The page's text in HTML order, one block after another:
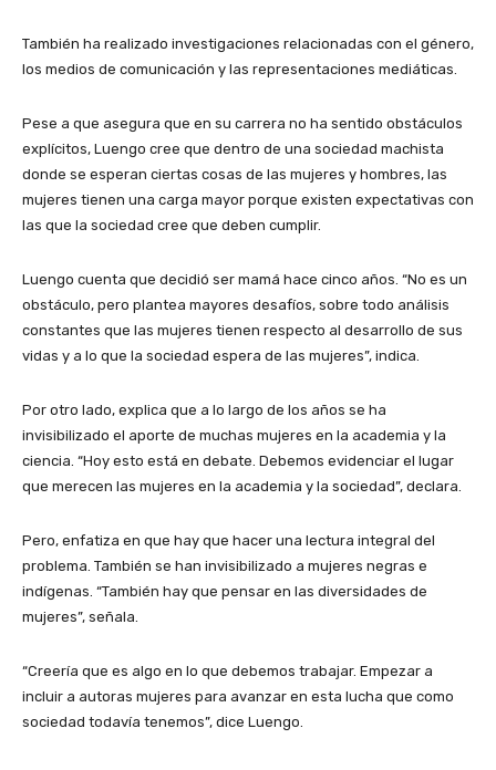
También ha realizado investigaciones relacionadas con el género,
los medios de comunicación y las representaciones mediáticas.
Pese a que asegura que en su carrera no ha sentido obstáculos
explícitos, Luengo cree que dentro de una sociedad machista
donde se esperan ciertas cosas de las mujeres y hombres, las
mujeres tienen una carga mayor porque existen expectativas con
las que la sociedad cree que deben cumplir.
Luengo cuenta que decidió ser mamá hace cinco años. “No es un
obstáculo, pero plantea mayores desafíos, sobre todo análisis
constantes que las mujeres tienen respecto al desarrollo de sus
vidas y a lo que la sociedad espera de las mujeres”, indica.
Por otro lado, explica que a lo largo de los años se ha
invisibilizado el aporte de muchas mujeres en la academia y la
ciencia. “Hoy esto está en debate. Debemos evidenciar el lugar
que merecen las mujeres en la academia y la sociedad”, declara.
Pero, enfatiza en que hay que hacer una lectura integral del
problema. También se han invisibilizado a mujeres negras e
indígenas. “También hay que pensar en las diversidades de
mujeres”, señala.
“Creería que es algo en lo que debemos trabajar. Empezar a
incluir a autoras mujeres para avanzar en esta lucha que como
sociedad todavía tenemos”, dice Luengo.